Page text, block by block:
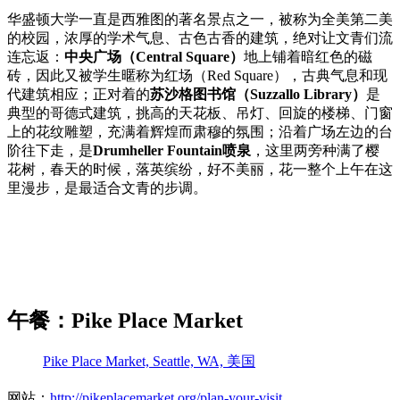
华盛顿大学一直是西雅图的著名景点之一，被称为全美第二美
的校园，浓厚的学术气息、古色古香的建筑，绝对让文青们流
连忘返： 中央广场（Central Square） 地上铺着暗红色的磁
砖，因此又被学生暱称为红场（Red Square），古典气息和现
代建筑相应；正对着的苏沙格图书馆（Suzzallo Library） 是
典型的哥德式建筑，挑高的天花板、吊灯、回旋的楼梯、门窗
上的花纹雕塑，充满着辉煌而肃穆的氛围；沿着广场左边的台
阶往下走，是Drumheller Fountain喷泉 ，这里两旁种满了樱
花树，春天的时候，落英缤纷，好不美丽，花一整个上午在这
里漫步，是最适合文青的步调。
午餐：Pike Place Market
Pike Place Market, Seattle, WA, 美国